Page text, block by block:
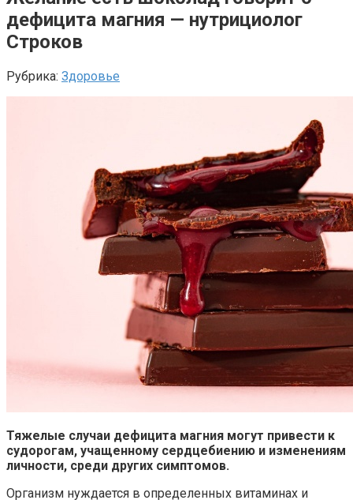
дефицита магния — нутрициолог
Строков
Рубрика: Здоровье
Тяжелые случаи дефицита магния могут привести к
судорогам, учащенному сердцебиению и изменениям
личности, среди других симптомов.
Организм нуждается в определенных витаминах и